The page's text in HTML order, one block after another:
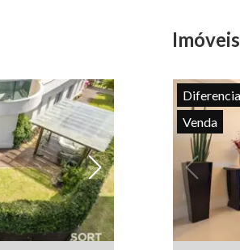
Venda